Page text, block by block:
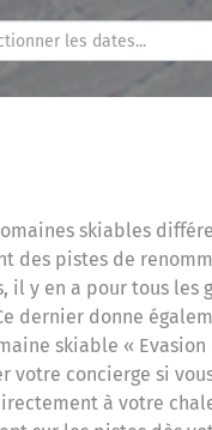
skiables
des pistes de
il y en a pour tous
dernier donne
skiable «
concierge si
à votre